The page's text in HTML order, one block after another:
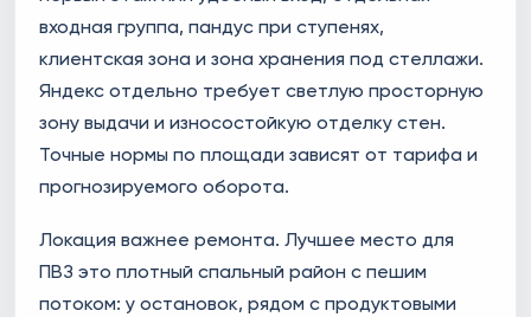
входная группа, пандус при ступенях,
клиентская зона и зона хранения под стеллажи.
Яндекс отдельно требует светлую просторную
зону выдачи и износостойкую отделку стен.
Точные нормы по площади зависят от тарифа и
прогнозируемого оборота.
Локация важнее ремонта. Лучшее место для
ПВЗ это плотный спальный район с пешим
потоком: у остановок, рядом с продуктовыми